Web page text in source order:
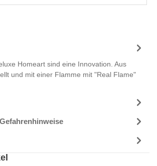
Homeart sind eine Innovation. Aus
und mit einer Flamme mit "Real Flame"